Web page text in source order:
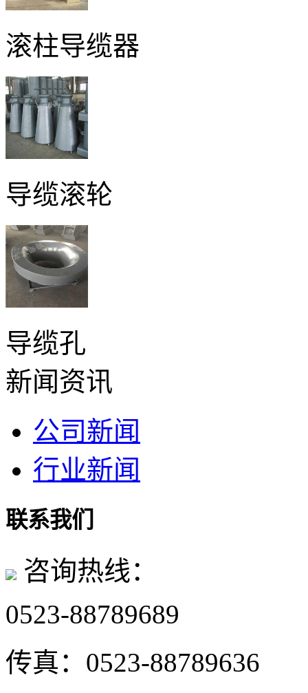
滚柱导缆器
导缆滚轮
导缆孔
新闻资讯
公司新闻
行业新闻
联系我们
咨询热线：
0523-88789689
传真： 0523-88789636